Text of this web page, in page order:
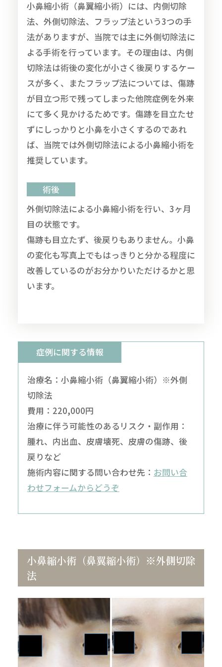
小鼻縮小術（鼻翼縮小術）には、内側切除
法、外側切除法、フラップ法という3つの手
法がありますが、当院では主に外側切除法に
よる手術を行っています。その理由は、内側
切除法は術後の変化が小さく後戻りするケー
スが多く、またフラップ法については、傷跡
が目立つ形で残ってしまった他院症例を外来
にて多く見かけるためです。傷跡を目立たせ
ずにしっかりと小鼻を小さくするのであれ
ば、当院では外側切除法による小鼻縮小術を
推奨しています。
術後
外側切除法による小鼻縮小術を行い、3ヶ月
目の状態です。
傷跡も目立たず、後戻りもありません。小鼻
の変化も写真上でもはっきりと分かる程度に
改善しているのがお分かりいただけるかと思
います。
症例に関する情報
治療名：小鼻縮小術（鼻翼縮小術）※外側
切除法
費用：220,000円
治療に伴う可能性のあるリスク・副作用：
腫れ、内出血、皮膚壊死、皮膚の傷跡、後
戻りなど
施術内容に関する問い合わせ先： お問い合
わせフォームからどうぞ
小鼻縮小術（鼻翼縮小術）※外側切除
法